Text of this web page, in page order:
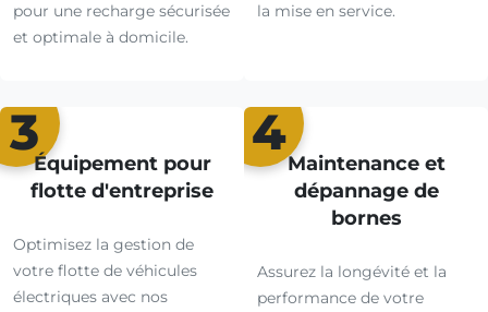
pour une recharge sécurisée
et optimale à domicile.
la mise en service.
3
Équipement pour
flotte d'entreprise
Optimisez la gestion de
votre flotte de véhicules
électriques avec nos
4
Maintenance et
dépannage de
bornes
Assurez la longévité et la
performance de votre